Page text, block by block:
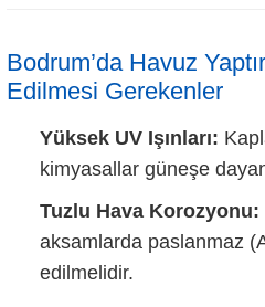
Bodrum’da Havuz
Edilmesi Gerekenler
Yüksek UV Işınları:
kimyasallar güneşe
Tuzlu Hava Korozyonu:
aksamlarda paslanmaz
edilmelidir.